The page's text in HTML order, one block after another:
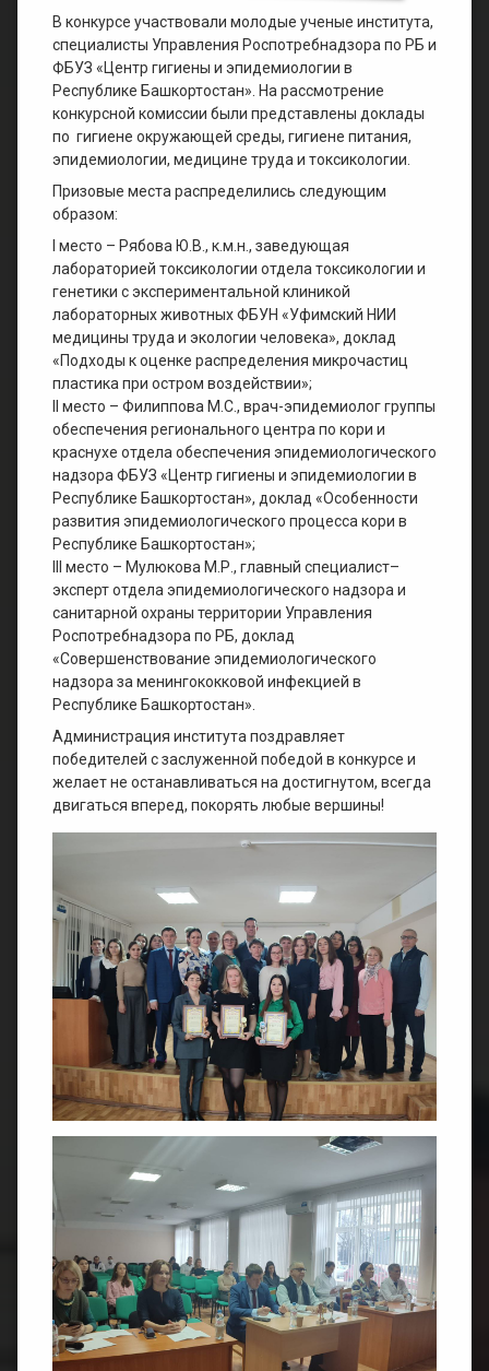
В конкурсе участвовали молодые ученые института,
специалисты Управления Роспотребнадзора по РБ и
ФБУЗ «Центр гигиены и эпидемиологии в
Республике Башкортостан». На рассмотрение
конкурсной комиссии были представлены доклады
по гигиене окружающей среды, гигиене питания,
эпидемиологии, медицине труда и токсикологии.
Призовые места распределились следующим
образом:
I место – Рябова Ю.В., к.м.н., заведующая
лабораторией токсикологии отдела токсикологии и
генетики с экспериментальной клиникой
лабораторных животных ФБУН «Уфимский НИИ
медицины труда и экологии человека», доклад
«Подходы к оценке распределения микрочастиц
пластика при остром воздействии»;
II место – Филиппова М.С., врач-эпидемиолог группы
обеспечения регионального центра по кори и
краснухе отдела обеспечения эпидемиологического
надзора ФБУЗ «Центр гигиены и эпидемиологии в
Республике Башкортостан», доклад «Особенности
развития эпидемиологического процесса кори в
Республике Башкортостан»;
III место – Мулюкова М.Р., главный специалист–
эксперт отдела эпидемиологического надзора и
санитарной охраны территории Управления
Роспотребнадзора по РБ, доклад
«Совершенствование эпидемиологического
надзора за менингококковой инфекцией в
Республике Башкортостан».
Администрация института поздравляет
победителей с заслуженной победой в конкурсе и
желает не останавливаться на достигнутом, всегда
двигаться вперед, покорять любые вершины!